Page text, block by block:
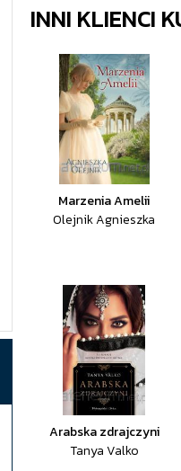
INNI KLIENCI
Marzenia Amelii
Olejnik Agnieszka
Arabska zdrajczyni
Tanya Valko